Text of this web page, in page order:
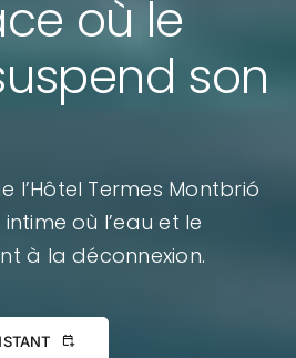
où le
son
l’Hôtel Termes Montbrió
où l’eau et le
à la déconnexion.